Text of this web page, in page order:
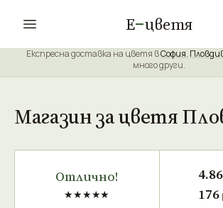
Е цветя
Експресна доставка на цветя вСофия,
много други.
Магазин за цветя
Отлично!
★★★★★
4.86
176